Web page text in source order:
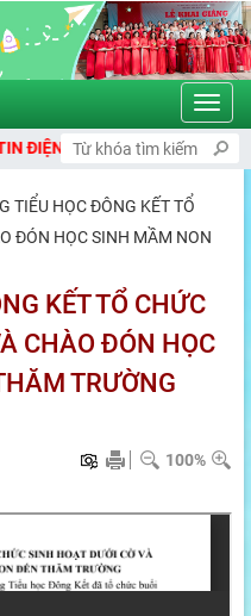
TỬ TRƯỜNG TIỂU HỌC ĐÔNG
TIỂU HỌC ĐÔNG KẾT TỔ
ĐÓN HỌC SINH MẦM NON
KẾT TỔ CHỨC
CHÀO ĐÓN HỌC
TRƯỜNG
100%